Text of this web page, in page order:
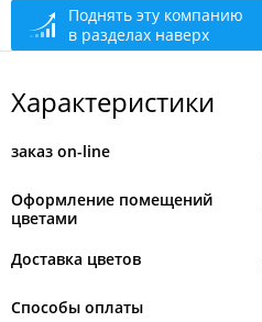
+7 (4234) 37-80-70
открыто: 08:30–21:00
Поднять эту компанию
в разделах наверх
Характеристики
заказ on-line
Оформление помещений
цветами
Доставка цветов
Способы оплаты